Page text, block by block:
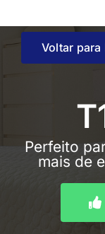
to
content
Voltar para
Perfeito
mais de